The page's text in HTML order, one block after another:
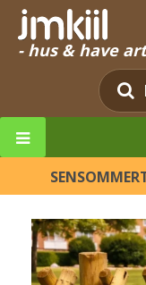
- hus & have